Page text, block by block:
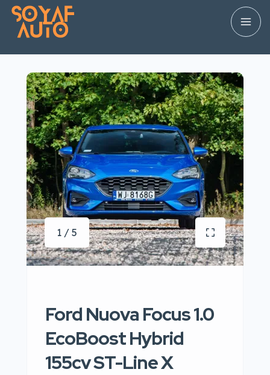
1 / 5
Ford Nuova Focus 1.0
EcoBoost Hybrid
155cv ST-Line X